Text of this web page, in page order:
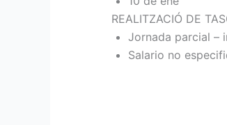
REALITZACIÓ DE
Jornada parcial –
Salario no